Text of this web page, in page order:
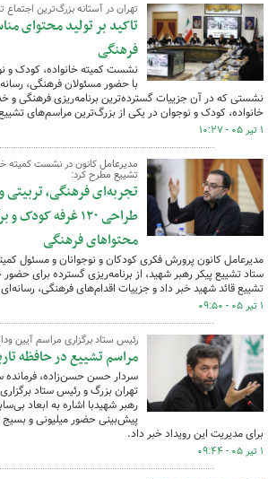
تهران در آستانه بزرگ‌ترین اجتماع
تاکید بر تولید محتوای
فرهنگی
نشست کمیته خانواده، کودک و
با حضور مسئولان فرهنگی،
نشستی که در آن جزییات گسترده‌ترین برنامه‌ریزی فرهنگی و
خانواده، کودک و نوجوان در یکی از بزرگ‌ترین مراسم‌های
۱ تیر ۰۵ - ۱۰:۲۷
مدیرعامل کانون در نشست کمیته
تشییع مطرح کرد:
تجربه‌ای فرهنگی، تربیتی
طراحی ۱۲۰ غرفه
محتواهای فرهنگی
مدیرعامل کانون پرورش فکری کودکان و نوجوانان و مسئول
ستاد تشییع پیکر رهبر شهید، از برنامه‌ریزی گسترده برای
تشییع قائد شهید خبر داد و جزییات اقدام‌های فرهنگی،
۱ تیر ۰۵ - ۰۹:۵۰
رئیس ستاد برگزاری مراسم آیین
مراسم تشییع در حافظه
سردار حسن حسن‌زاده، فرمانده
تهران بزرگ و رئیس ستاد
رهبر شهیدبا اشاره به ابعاد
برای مدیریت این رویداد خبر داد.
۱ تیر ۰۵ - ۰۹:۴۴